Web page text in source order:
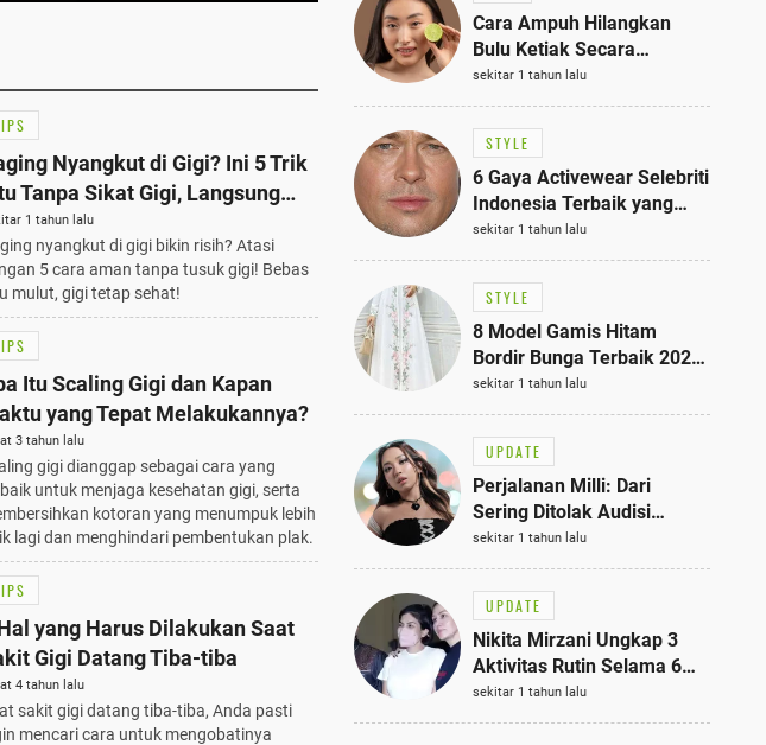
Nyangkut di Gigi? Ini 5 Trik
Tanpa Sikat Gigi, Langsung
1 tahun lalu
nyangkut di gigi bikin risih? Atasi
5 cara aman tanpa tusuk gigi! Bebas
mulut, gigi tetap sehat!
Itu Scaling Gigi dan Kapan
yang Tepat Melakukannya?
3 tahun lalu
gigi dianggap sebagai cara yang
untuk menjaga kesehatan gigi, serta
kotoran yang menumpuk lebih
lagi dan menghindari pembentukan plak.
yang Harus Dilakukan Saat
Gigi Datang Tiba-tiba
4 tahun lalu
sakit gigi datang tiba-tiba, Anda pasti
mencari cara untuk mengobatinya
Cara Ampuh Hilangkan
Bulu Ketiak Secara
Permanen dalam 5
Langkah Sederhana
sekitar 1 tahun lalu
STYLE
6 Gaya Activewear Selebriti
Indonesia Terbaik yang
Bisa Jadi Inspirasi
Fashionmu
sekitar 1 tahun lalu
STYLE
8 Model Gamis Hitam
Bordir Bunga Terbaik 2025,
Stylish untuk Hangout
hingga Acara Semi-Formal
sekitar 1 tahun lalu
UPDATE
Perjalanan Milli: Dari
Sering Ditolak Audisi
hingga Menjadi Rapper Top
10 Thailand
sekitar 1 tahun lalu
UPDATE
Nikita Mirzani Ungkap 3
Aktivitas Rutin Selama 6
Bulan di Rutan Pondok
Bambu, Terungkap!
sekitar 1 tahun lalu